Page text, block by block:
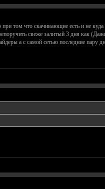
том что скачивающие есть и не куда
свеже залитый 3 дня как
а с самой сетью последние пару